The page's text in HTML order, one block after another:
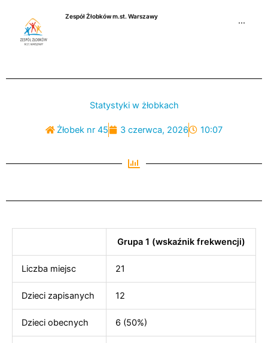
Zespół Żłobków m.st. Warszawy
···
Statystyki w żłobkach
Żłobek nr 45 3 czerwca, 2026 10:07
Grupa 1 (wskaźnik frekwencji)
Liczba miejsc 21
Dzieci zapisanych 12
Dzieci obecnych 6 (50%)